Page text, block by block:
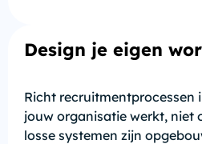
Design je eigen
Richt recruitmentprocessen
jouw organisatie werkt, niet
losse systemen zijn